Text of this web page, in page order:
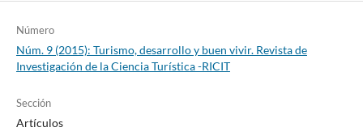
Número
Núm. 9 (2015): Turismo, desarrollo y buen vivir. Revista de
Investigación de la Ciencia Turística -RICIT
Sección
Artículos